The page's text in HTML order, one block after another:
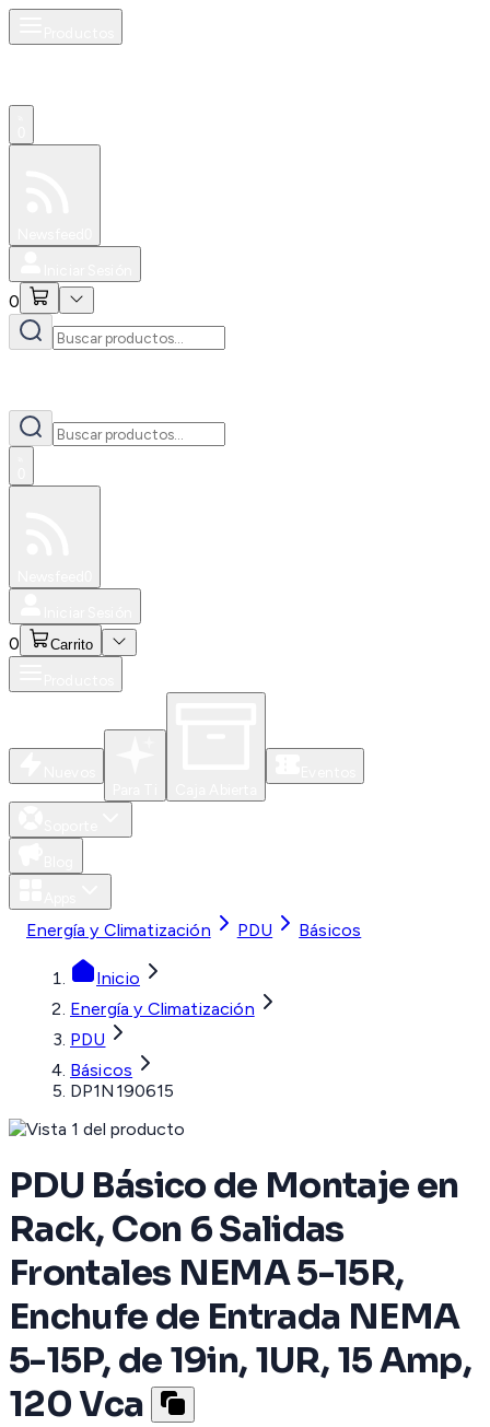
0
0 Carrito
Energía y Climatización PDU Básicos
Inicio
Energía y Climatización
PDU
Básicos
DP1N190615
PDU Básico de Montaje en
Rack, Con 6 Salidas
Frontales NEMA 5-15R,
Enchufe de Entrada NEMA
5-15P, de 19in, 1UR, 15 Amp,
120 Vca